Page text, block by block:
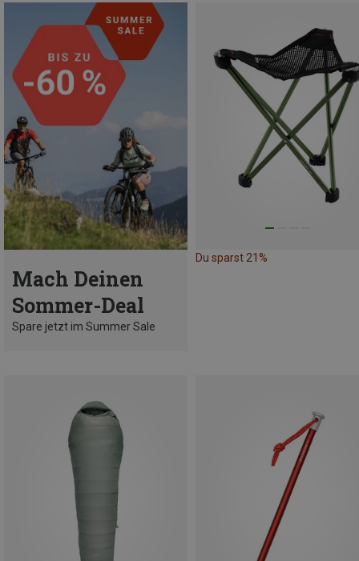
Mach Deinen
Sommer-Deal
Spare jetzt im Summer Sale
Du sparst 21%